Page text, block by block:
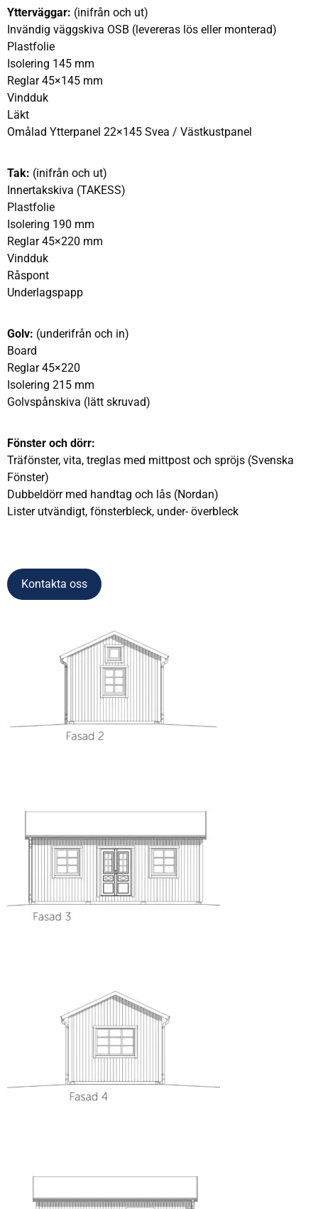
Ytterväggar: (inifrån och ut)
Invändig väggskiva OSB (levereras lös eller monterad)
Plastfolie
Isolering 145 mm
Reglar 45×145 mm
Vindduk
Läkt
Omålad Ytterpanel 22×145 Svea / Västkustpanel
Tak: (inifrån och ut)
Innertakskiva (TAKESS)
Plastfolie
Isolering 190 mm
Reglar 45×220 mm
Vindduk
Råspont
Underlagspapp
Golv: (underifrån och in)
Board
Reglar 45×220
Isolering 215 mm
Golvspånskiva (lätt skruvad)
Fönster och dörr:
Träfönster, vita, treglas med mittpost och spröjs (Svenska
Fönster)
Dubbeldörr med handtag och lås (Nordan)
Lister utvändigt, fönsterbleck, under- överbleck
Kontakta oss